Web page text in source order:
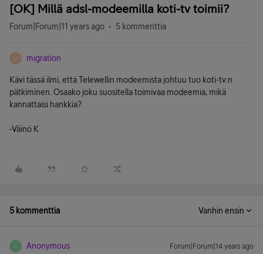
[OK] Millä adsl-modeemilla koti-tv toimii?
Forum|Forum|11 years ago 5 kommenttia
M migration
Kävi tässä ilmi, että Telewellin modeemista johtuu tuo koti-tv:n
pätkiminen. Osaako joku suositella toimivaa modeemia, mikä
kannattaisi hankkia?
-Väinö K
5 kommenttia Vanhin ensin
A Anonymous Forum|Forum|14 years ago